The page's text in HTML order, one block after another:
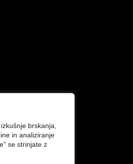
brskanja,
in analiziranje
se strinjate z